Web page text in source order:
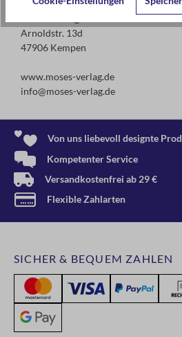
Arnoldstr. 13d
47906 Kempen
www.moses-verlag.de
info@moses-verlag.de
Von uns liebevoll designte
Kompetenter Service
Versandkostenfrei ab 29 €
Flexible Zahlarten
SICHER & BEQUEM ZAHLEN